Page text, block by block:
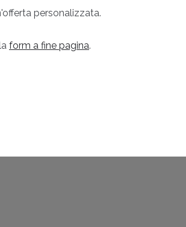
personalizzata.
form a fine pagina.